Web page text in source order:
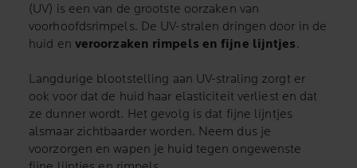
(UV) is een van de grootste oorzaken van
voorhoofdsrimpels. De UV-stralen dringen door in de
huid en veroorzaken rimpels en fijne lijntjes.
Langdurige blootstelling aan UV-straling zorgt er
ook voor dat de huid haar elasticiteit verliest en dat
ze dunner wordt. Het gevolg is dat fijne lijntjes
alsmaar zichtbaarder worden. Neem dus je
voorzorgen en wapen je huid tegen ongewenste